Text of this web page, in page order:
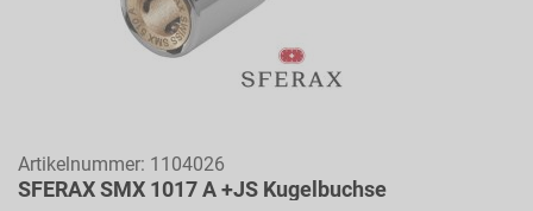
Artikelnummer: 1104026
SFERAX SMX 1017 A +JS Kugelbuchse